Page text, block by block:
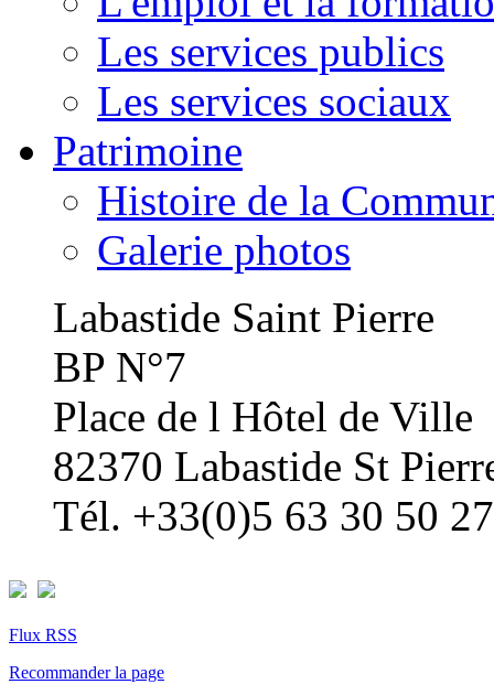
Les services publics
Les services sociaux
Patrimoine
Histoire de la
Galerie photos
Labastide Saint Pierre
BP N°7
Place de l Hôtel de Ville
82370 Labastide St
Tél. +33(0)5 63 30 50 27
Flux RSS
Recommander la page